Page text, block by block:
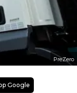
PreZero
Google